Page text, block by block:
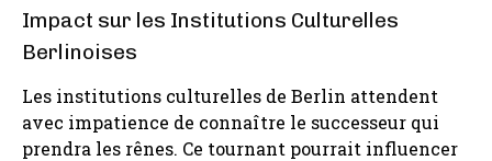
Impact sur les Institutions Culturelles
Berlinoises
Les institutions culturelles de Berlin attendent
avec impatience de connaître le successeur qui
prendra les rênes. Ce tournant pourrait influencer